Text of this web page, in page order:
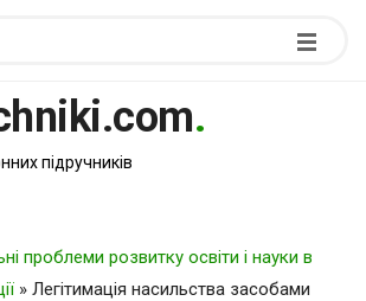
.
підручників
проблеми розвитку освіти і науки в
» Легітимація насильства засобами